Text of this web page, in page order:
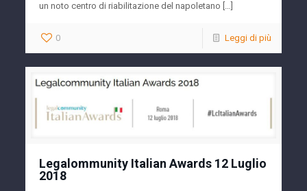
un noto centro di riabilitazione del napoletano […]
0 Leggi di più
Legalommunity Italian Awards 12 Luglio
2018